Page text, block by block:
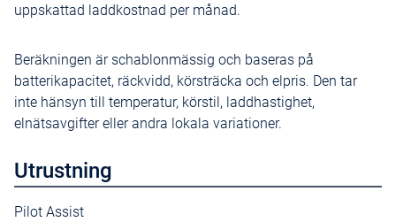
uppskattad laddkostnad per månad.
Beräkningen är schablonmässig och baseras på
batterikapacitet, räckvidd, körsträcka och elpris. Den tar
inte hänsyn till temperatur, körstil, laddhastighet,
elnätsavgifter eller andra lokala variationer.
Utrustning
Pilot Assist